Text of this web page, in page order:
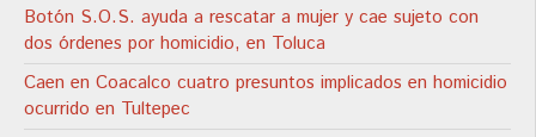
Botón S.O.S. ayuda a rescatar a mujer y cae sujeto con
dos órdenes por homicidio, en Toluca
Caen en Coacalco cuatro presuntos implicados en homicidio
ocurrido en Tultepec